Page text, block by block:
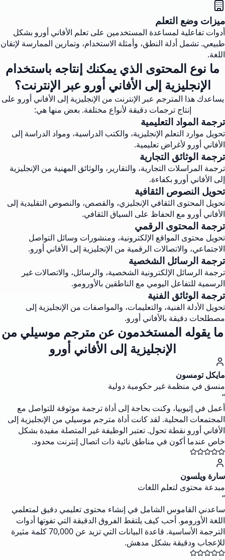
ميزات وضع التعلم
أدوات تفاعلية لمساعدة المستخدمين على تعلم الأفاني أورو بشكل
طبيعي. تشمل أدلة النطق، وأمثلة الاستخدام، وتمارين الممارسة لإتقان
اللغة.
ما نوع المحتوى الذي يمكنك إنتاجه باستخدام
الإنجليزية إلى الأفاني أورو عبر الإنترنت؟
يساعدك هذا المترجم عبر الإنترنت من الإنجليزية إلى الأفاني أورو على
إنتاج ترجمات دقيقة لأنواع مختلفة. بعض منها هي:
ترجمة المواد التعليمية
تحويل موارد التعلم الإنجليزية، والكتب الدراسية، ومواد الدراسة إلى
الأفاني أورو لأغراض تعليمية.
ترجمة الوثائق التجارية
ترجمة المراسلات التجارية، والتقارير، والوثائق المهنية من الإنجليزية
إلى الأفاني أورو بكفاءة.
تحويل النصوص الثقافية
تحويل المحتوى الثقافي الإنجليزي، والقصص، والنصوص التقليدية إلى
الأفاني أورو مع الحفاظ على السياق الثقافي.
ترجمة المحتوى الرقمي
تحويل محتوى المواقع الإلكترونية، ومنشورات وسائل التواصل
الاجتماعي، والاتصالات الرقمية من الإنجليزية إلى الأفاني أورو.
ترجمة الرسائل الشخصية
ترجمة الرسائل الإلكترونية الشخصية، والرسائل، والاتصالات غير
الرسمية للتفاعل اليومي مع الناطقين بالأورومو.
ترجمة الوثائق الفنية
تحويل الأدلة الفنية، والتعليمات، والمواصفات من الإنجليزية إلى
مصطلحات دقيقة بالأفاني أورو.
ما يقوله المستخدمون عن مترجم موسيلي من
الإنجليزية إلى الأفاني أورو
مايكل تومسون
منسق في منظمة غير حكومية دولية
“
أعمل في إثيوبيا، وكنت بحاجة إلى أداة ترجمة موثوقة للتواصل مع
المجتمعات المحلية. لقد كانت أداة مترجم موسيلي من الإنجليزية إلى
الأفاني أورو نقطة تحول. تعتبر الوظيفة غير المتصلة مفيدة بشكل
خاص عندما أكون في مناطق نائية ذات اتصال إنترنت محدود.
سارة ويلسون
مبدعة محتوى لتعلم اللغات
“
ساعدني القاموس الشامل في إنشاء محتوى تعليمي دقيق لمتعلمي
اللغة الأورومو. أحب كيف يلتقط الفروق الدقيقة التي تفوتها أدوات
الترجمة الأساسية. قاعدة البيانات التي تزيد عن 70,000 كلمة مثيرة
للإعجاب ودقيقة بشكل مدهش.